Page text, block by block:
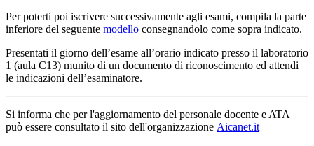
Per poterti poi iscrivere successivamente agli esami, compila la parte
inferiore del seguente modello consegnandolo come sopra indicato.
Presentati il giorno dell’esame all’orario indicato presso il laboratorio
1 (aula C13) munito di un documento di riconoscimento ed attendi
le indicazioni dell’esaminatore.
Si informa che per l'aggiornamento del personale docente e ATA
può essere consultato il sito dell'organizzazione Aicanet.it